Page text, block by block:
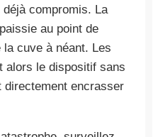
compromis. La
au point de
cuve à néant. Les
alors le dispositif sans
encrasser